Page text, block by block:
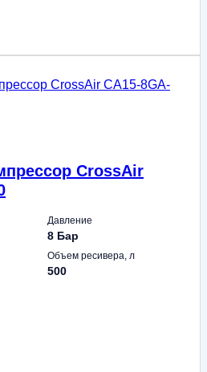
CrossAir
Давление
8 Бар
Объем ресивера, л
500